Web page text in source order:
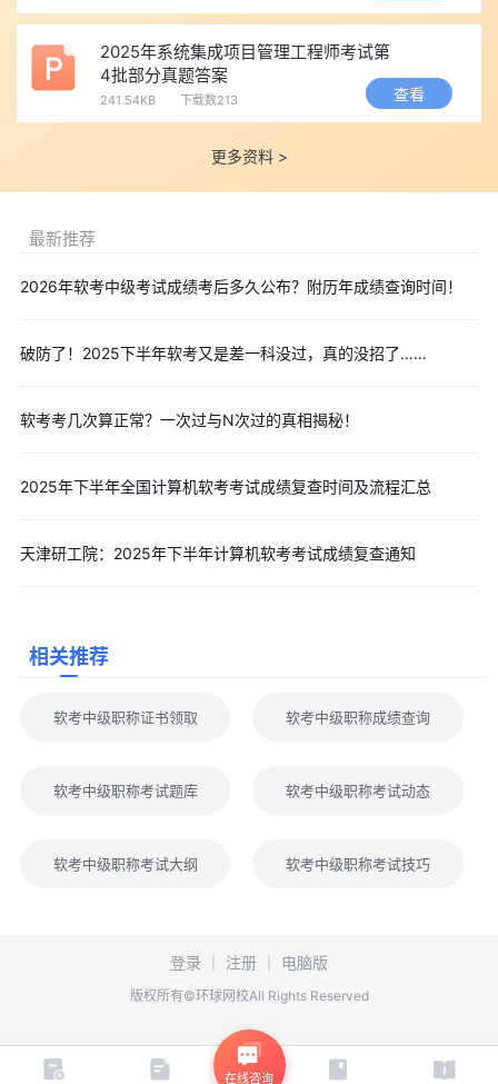
2025年系统集成项目管理工程师考试第
4批部分真题答案
241.54KB 下载数213 查看
更多资料 >
最新推荐
2026年软考中级考试成绩考后多久公布？附历年成绩查询时间！
破防了！2025下半年软考又是差一科没过，真的没招了……
软考考几次算正常？一次过与N次过的真相揭秘！
2025年下半年全国计算机软考考试成绩复查时间及流程汇总
天津研工院：2025年下半年计算机软考考试成绩复查通知
相关推荐
软考中级职称证书领取 软考中级职称成绩查询
软考中级职称考试题库 软考中级职称考试动态
软考中级职称考试大纲 软考中级职称考试技巧
登录 注册 电脑版
版权所有©环球网校All Rights Reserved
在线咨询